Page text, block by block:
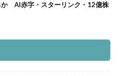
か AI赤字・スターリンク・12億株